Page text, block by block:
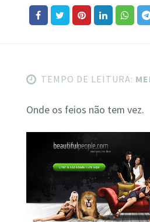
TEMPO DE LEITURA:
Onde os feios não tem vez.